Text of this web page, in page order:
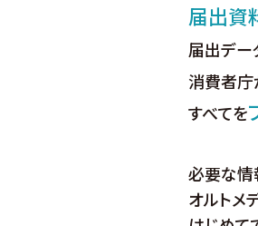
届出資
届出デー
消費者庁
すべてを
必要な情
オルトメ